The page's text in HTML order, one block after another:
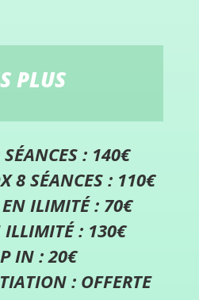
PLUS
: 140€
8 SÉANCES : 110€
ILIMITÉ : 70€
ILLIMITÉ : 130€
IN : 20€
: OFFERTE